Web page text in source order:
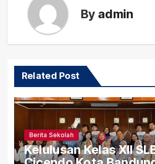
By admin
Related Post
Berita Sekolah
Kelulusan Kelas XII